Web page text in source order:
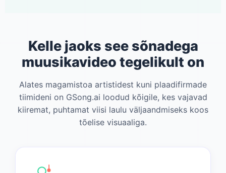
Kelle jaoks see sõnadega
muusikavideo tegelikult on
Alates magamistoa artistidest kuni plaadifirmade
tiimideni on GSong.ai loodud kõigile, kes vajavad
kiiremat, puhtamat viisi laulu väljaandmiseks koos
tõelise visuaaliga.